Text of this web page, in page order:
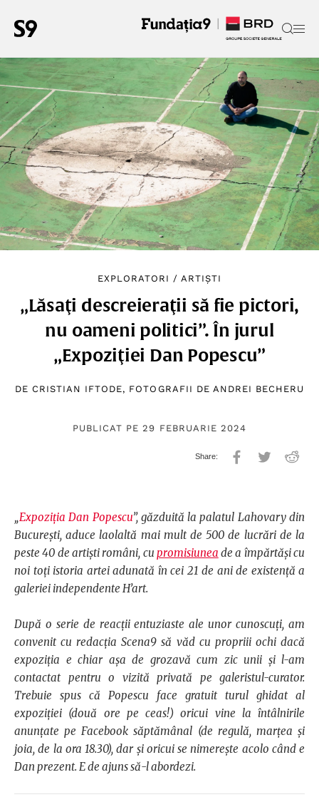
EXPLORATORI /ARTIȘTI
„Lăsaţi descreieraţii să fie pictori,
nu oameni politici”. În jurul
„Expoziţiei Dan Popescu”
DE CRISTIAN IFTODE, FOTOGRAFII DE ANDREI BECHERU
PUBLICAT PE 29 FEBRUARIE 2024
„Expoziţia Dan Popescu”, găzduită la palatul Lahovary din
București, aduce laolaltă mai mult de 500 de lucrări de la
peste 40 de artiști români, cu promisiunea de a împărtăşi cu
noi toţi istoria artei adunată în cei 21 de ani de existență a
galeriei independente H’art.
După o serie de reacţii entuziaste ale unor cunoscuţi, am
convenit cu redacţia Scena9 să văd cu propriii ochi dacă
expoziţia e chiar aşa de grozavă cum zic unii şi l-am
contactat pentru o vizită privată pe galeristul-curator.
Trebuie spus că Popescu face gratuit turul ghidat al
expoziţiei (două ore pe ceas!) oricui vine la întâlnirile
anunţate pe Facebook săptămânal (de regulă, marţea şi
joia, de la ora 18.30), dar şi oricui se nimereşte acolo când e
Dan prezent. E de ajuns să-l abordezi.